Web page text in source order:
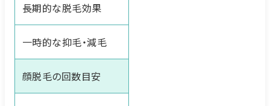
長期的な脱毛効果
一時的な抑毛・減毛
顔脱毛の回数目安